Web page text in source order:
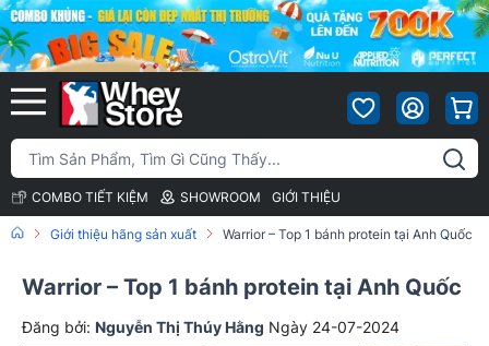
COMBO TIẾT KIỆM SHOWROOM GIỚI THIỆU
Giới thiệu hãng sản xuất Warrior – Top 1 bánh protein tại Anh Quốc
Warrior – Top 1 bánh protein tại Anh Quốc
Đăng bởi: Nguyễn Thị Thúy Hằng Ngày 24-07-2024